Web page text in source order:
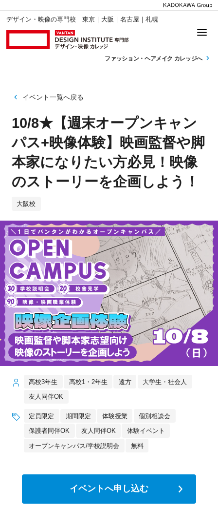
デザイン・映像の専門校 東京｜大阪｜名古屋｜札幌
ファッション・ ヘアメイク カレッジへ
イベント一覧へ戻る
10/8★【週末オープンキャン
パス+映像体験】映画監督や脚
本家になりたい方必見！映像
のストーリーを企画しよう！
大阪校
高校3年生 高校1・2年生 遠方 大学生・社会人
友人同伴OK
定員限定 期間限定 体験授業 個別相談会
保護者同伴OK 友人同伴OK 体験イベント
オープンキャンパス/学校説明会 無料
イベントへ申し込む